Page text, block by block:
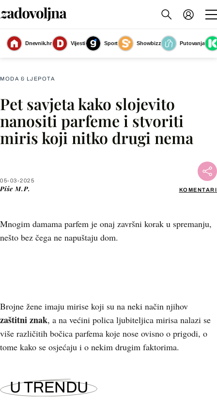
Dnevnik.hr Vijesti Sport Showbizz
Putovanja
Parfemima se možete igrati i nanositi ih slojevito
(Foto: Shutterstock)
MODA & LJEPOTA
Pet savjeta kako slojevito
nanositi parfeme i stvoriti
miris koji nitko drugi nema
05-03-2025
Piše M.P. KOMENTARI
Mnogim damama parfem je onaj završni korak u spremanju,
nešto bez čega ne napuštaju dom.
Facebook
X
Brojne žene imaju mirise koji su na neki način njihov
zaštitni znak, a na većini polica ljubiteljica mirisa nalazi se
više različitih bočica parfema koje nose ovisno o prigodi, o
tome kako se osjećaju i o nekim drugim faktorima.
U TRENDU